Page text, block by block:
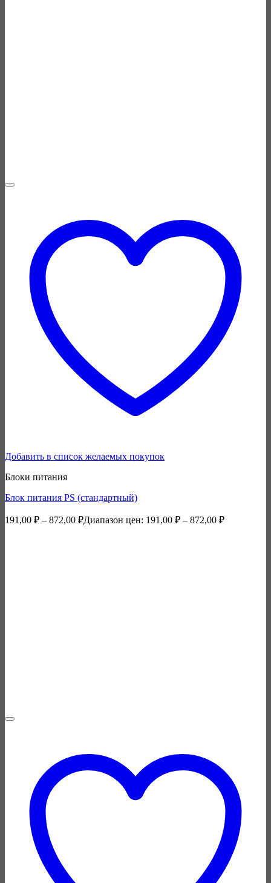
Добавить в список желаемых покупок
Блоки питания
Блок питания PS (стандартный)
191,00 ₽ – 872,00 ₽Диапазон цен: 191,00 ₽ – 872,00 ₽